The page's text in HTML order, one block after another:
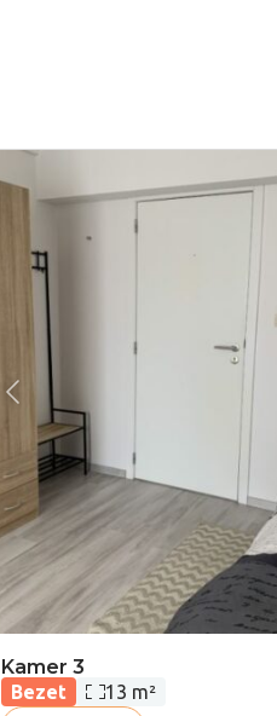
Kamer 3
Bezet Oppervlakte:
13 m²